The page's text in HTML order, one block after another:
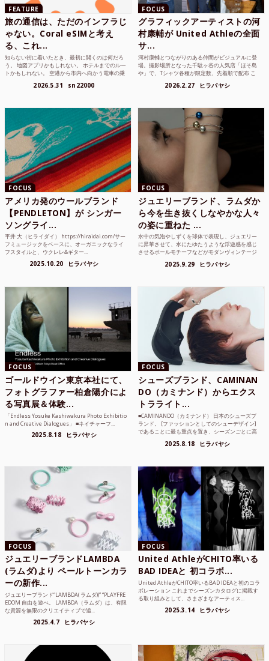
FEATURE
旅の通信は、ただのインフラじ
ゃない。Coral eSIMと考え
る、これ...
知らない街に着いたとき、最初に開くのは何だろ
う。 地図アプリかもしれない。 ホテルまでのルー
トかもしれない。 空港から市内へ向かう電車の乗
2026.5.31 sn22000
FOCUS
グラフィックアーティストの河
村康輔が United Athleの全面
サ...
河村康輔とつながりのある仲間がビジュアルに登
場。撮影場所となった千駄ヶ谷の人気店「ほそ島
や」で、Tシャツ各種が限定数、先着順で配布 こ
2026.2.27 ヒラバヤシ
FOCUS
アメリカ発のウールブランド
【PENDLETON】が シンガー
ソングライ...
平井 大（ヒライダイ） https://hiraidai.com/サー
フミュージックをベースに、オーガニックなライ
フスタイルと、ウクレレ&ギター...
2025.10.20 ヒラバヤシ
FOCUS
ジュエリーブランド、ラムダか
ら今を生き抜くしなやかな人々
の姿に重ねた ...
水中の気泡やしずくを球体で表現し、ジュエリー
に昇華させて、水にたゆたうような浮遊感を感じ
させるボールモチーフなどがモダンヴィンテージ
2025.9.29 ヒラバヤシ
FOCUS
ゴールドウイン東京本社にて、
フォトグラファー柏倉陽介によ
る写真展＆体験...
「Endless Yosuke Kashiwakura Photo Exhibitio
n and Creative Dialogues」 ■ネイチャーフ...
2025.8.18 ヒラバヤシ
FOCUS
シューズブランド、CAMINAN
DO（カミナンド）からエクス
トラライト...
■CAMINANDO（カミナンド） 日本のシューズブ
ランド。 [ファッションとしてのシューデザイン]
であることに最も重点を置き、シーズンごとに高
2025.8.18 ヒラバヤシ
FOCUS
ジュエリーブランドLAMBDA
(ラムダ)より ペールトーンカラ
ーの新作...
ジュエリーブランド“LAMBDA( ラムダ))” “PLAYFRE
EDOM 自由を遊べ。 LAMBDA（ラムダ）は、有限
な資源を無限のクリエイティブで追...
2025.4.7 ヒラバヤシ
FOCUS
United AthleがCHITO率いる
BAD IDEAと 初コラボ...
United AthleがCHITO率いるBAD IDEAと初のコラ
ボレーション これまでシーズンカタログに掲載す
る取り組みとして、さまざまなアーティス...
2025.3.14 ヒラバヤシ